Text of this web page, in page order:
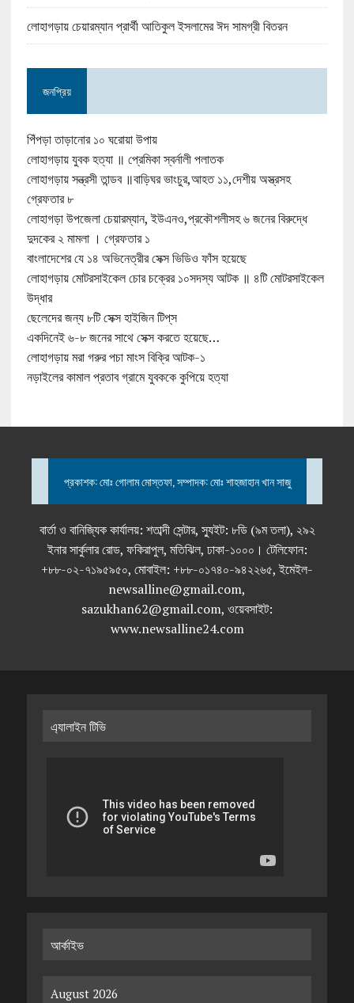
লোহাগড়ায় চেয়ারম্যান প্রার্থী আতিকুল ইসলামের ঈদ সামগ্রী বিতরন
জনপ্রিয়
পিঁপড়া তাড়ানোর ১০ ঘরোয়া উপায়
লোহাগড়ায় যুবক হত্যা ॥ প্রেমিকা স্বর্নালী পলাতক
লোহাগড়ায় সন্ত্রসী তান্ডব ॥বাড়িঘর ভাংচুর,আহত ১১,দেশীয় অস্ত্রসহ
গ্রেফতার ৮
লোহাগড়া উপজেলা চেয়ারম্যান, ইউএনও,প্রকৌশলীসহ ৬ জনের বিরুদ্ধে
দুদকের ২ মামলা । গ্রেফতার ১
বাংলাদেশের যে ১৪ অভিনেত্রীর সেক্স ভিডিও ফাঁস হয়েছে
লোহাগড়ায় মোটরসাইকেল চোর চক্রের ১০সদস্য আটক ॥ ৪টি মোটরসাইকেল
উদ্ধার
ছেলেদের জন্য ৮টি সেক্স হাইজিন টিপ্‌স
একদিনেই ৬-৮ জনের সাথে সেক্স করতে হয়েছে…
লোহাগড়ায় মরা গরুর পচা মাংস বিক্রি আটক-১
নড়াইলের কামাল প্রতাব গ্রামে যুবককে কুপিয়ে হত্যা
প্রকাশক: মোঃ গোলাম মোস্তফা, সম্পাদক: মোঃ শাহজাহান খান সাজু
বার্তা ও বানিজ্যিক কার্যালয়: শতাব্দী সেন্টার, স্যুইট: ৮ডি (৯ম তলা), ২৯২
ইনার সার্কুলার রোড, ফকিরাপুল, মতিঝিল, ঢাকা-১০০০। টেলিফোন:
+৮৮-০২-৭১৯৫৯৫০, মোবাইল: +৮৮-০১৭৪০-৯৪২২৬৫, ইমেইল-
newsalline@gmail.com,
sazukhan62@gmail.com, ওয়েবসাইট:
www.newsalline24.com
এ্যালাইন টিভি
আর্কাইভ
August 2026